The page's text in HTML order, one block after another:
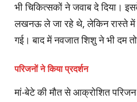
भी चिकित्सकों ने जवाब दे दिया।
लखनऊ ले जा रहे थे, लेकिन रास्ते में
गई। बाद में नवजात शिशु ने भी दम
परिजनों ने किया प्रदर्शन
मां-बेटे की मौत से आक्रोशित